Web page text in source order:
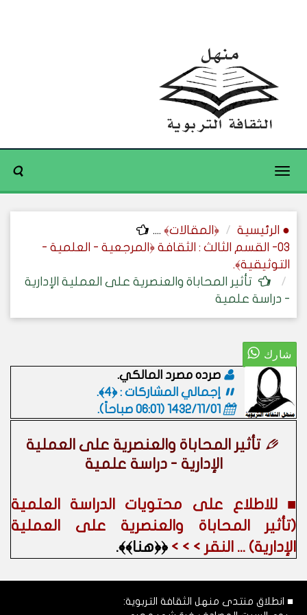
Toggle
● الرئيسية ﴿المقالات﴾ ....
03- القسم الثالث : الثقافة ﴿المرجعية - العلمية -
التوثيقية﴾.
تأثير المحاباة والعنصرية على العملية الإدارية
- دراسة علمية
صرده مصرد المالكي.
إجمالي المشاركات : ﴿4﴾.
1432/11/01 (06:01 صباحاً)
.
تأثير المحاباة والعنصرية على العملية
الإدارية - دراسة علمية
■ للاطلاع على محتويات الدراسة العلمية
(تأثير المحاباة والعنصرية على العملية
الإدارية) ... النقر > > > ﴿﴿هنا﴾﴾.
■ انطلاق منتدى منهل الثقافة التربوية: